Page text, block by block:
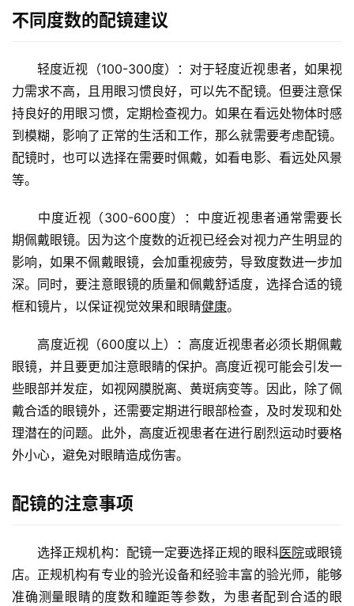
不同度数的配镜建议
轻度近视（100-300度）：对于轻度近视患者，如果视
力需求不高，且用眼习惯良好，可以先不配镜。但要注意保
持良好的用眼习惯，定期检查视力。如果在看远处物体时感
到模糊，影响了正常的生活和工作，那么就需要考虑配镜。
配镜时，也可以选择在需要时佩戴，如看电影、看远处风景
等。
中度近视（300-600度）：中度近视患者通常需要长
期佩戴眼镜。因为这个度数的近视已经会对视力产生明显的
影响，如果不佩戴眼镜，会加重视疲劳，导致度数进一步加
深。同时，要注意眼镜的质量和佩戴舒适度，选择合适的镜
框和镜片，以保证视觉效果和眼睛健康。
高度近视（600度以上）：高度近视患者必须长期佩戴
眼镜，并且要更加注意眼睛的保护。高度近视可能会引发一
些眼部并发症，如视网膜脱离、黄斑病变等。因此，除了佩
戴合适的眼镜外，还需要定期进行眼部检查，及时发现和处
理潜在的问题。此外，高度近视患者在进行剧烈运动时要格
外小心，避免对眼睛造成伤害。
配镜的注意事项
选择正规机构：配镜一定要选择正规的眼科医院或眼镜
店。正规机构有专业的验光设备和经验丰富的验光师，能够
准确测量眼睛的度数和瞳距等参数，为患者配到合适的眼